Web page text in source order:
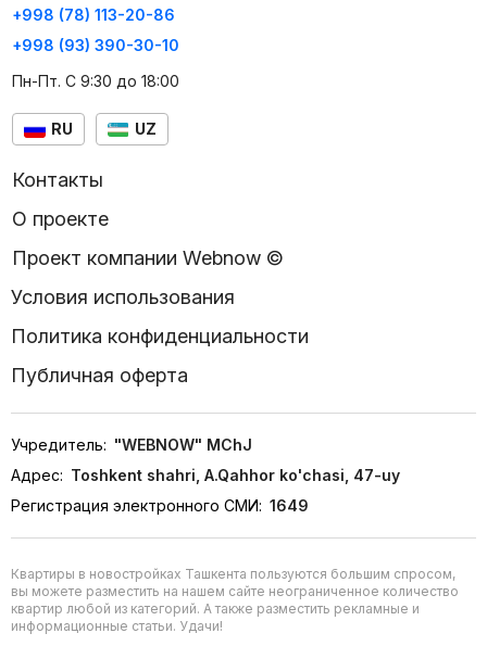
+998 (78) 113-20-86
+998 (93) 390-30-10
Пн-Пт. С 9:30 до 18:00
RU UZ
Контакты
О проекте
Проект компании Webnow ©
Условия использования
Политика конфиденциальности
Публичная оферта
Учредитель: "WEBNOW" MChJ
Адрес: Toshkent shahri, A.Qahhor ko'chasi, 47-uy
Регистрация электронного СМИ: 1649
Квартиры в новостройках Ташкента пользуются большим спросом,
вы можете разместить на нашем сайте неограниченное количество
квартир любой из категорий. А также разместить рекламные и
информационные статьи. Удачи!